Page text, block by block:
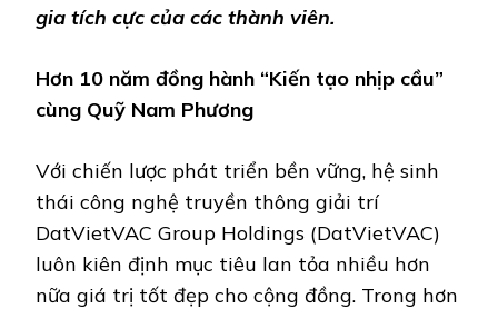
gia tích cực của các thành viên.
Hơn 10 năm đồng hành “Kiến tạo nhịp cầu”
cùng Quỹ Nam Phương
Với chiến lược phát triển bền vững, hệ sinh
thái công nghệ truyền thông giải trí
DatVietVAC Group Holdings (DatVietVAC)
luôn kiên định mục tiêu lan tỏa nhiều hơn
nữa giá trị tốt đẹp cho cộng đồng. Trong hơn